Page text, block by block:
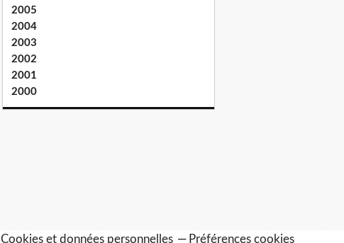
2005
2004
2003
2002
2001
2000
Cookies et données personnelles Préférences cookies